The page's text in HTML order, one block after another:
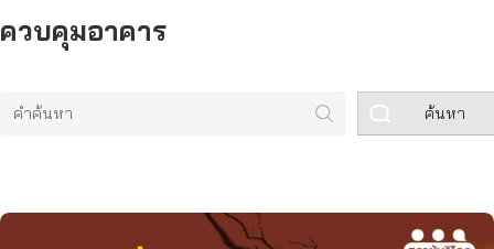
ควบคุมอาคาร
ค้นหา